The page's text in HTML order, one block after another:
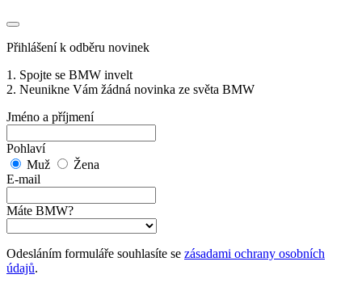
Přihlášení k odběru novinek
1. Spojte se BMW invelt
2. Neunikne Vám žádná novinka ze světa BMW
Jméno a příjmení
Pohlaví
Muž
Žena
E-mail
Máte BMW?
Odesláním formuláře souhlasíte se zásadami ochrany osobních
údajů.